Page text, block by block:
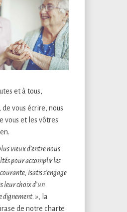
et à tous,
vous écrire, nous
vous et les vôtres
vieux d’entre nous
pour accomplir les
Isatis s’engage
leur choix d’un
dignement. », la
de notre charte